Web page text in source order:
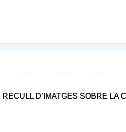
D’IMATGES SOBRE LA